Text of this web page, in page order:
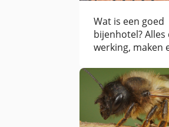
Wat is een goed
bijenhotel? Alles
werking, maken